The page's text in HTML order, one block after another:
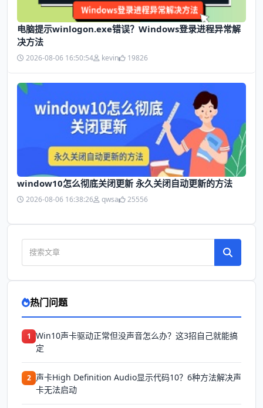
电脑提示winlogon.exe错误？Windows登录进程异常解
决方法
2026-08-06 16:50:54 kevin 19826
window10怎么彻底关闭更新 永久关闭自动更新的方法
2026-08-06 16:38:26 qwsa 25556
热门问题
1 Win10声卡驱动正常但没声音怎么办？这3招自己就能搞
定
2 声卡High Definition Audio显示代码10？6种方法解决声
卡无法启动